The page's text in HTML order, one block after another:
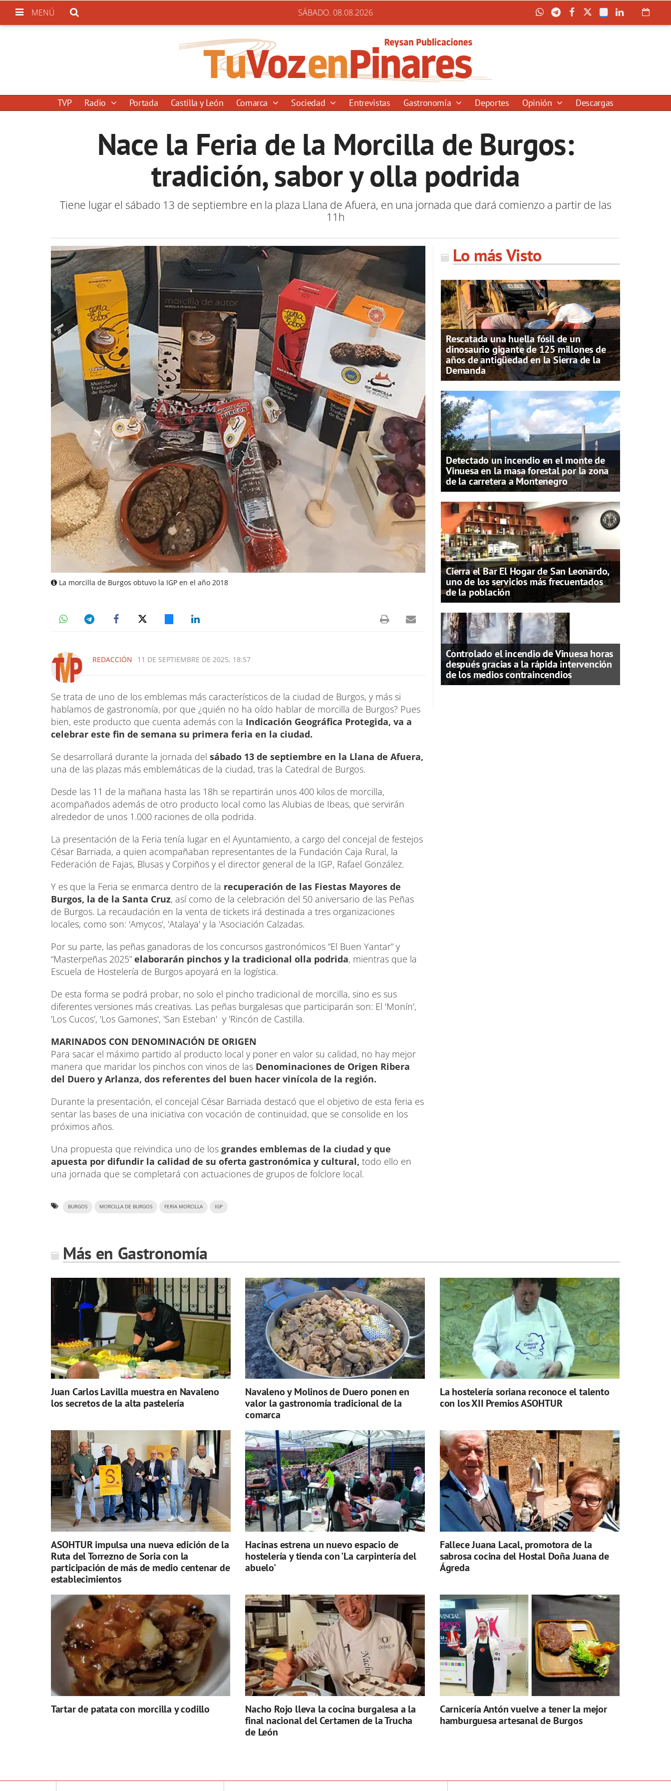
MENÚ SÁBADO. 08.08.2026
TVP Radio Portada Castilla y León Comarca Sociedad Entrevistas Gastronomía Deportes Opinión Descargas
Nace la Feria de la Morcilla de Burgos:
tradición, sabor y olla podrida
Tiene lugar el sábado 13 de septiembre en la plaza Llana de Afuera, en una jornada que dará comienzo a partir de las
11h
La morcilla de Burgos obtuvo la IGP en el año 2018
REDACCIÓN 11 DE SEPTIEMBRE DE 2025, 18:57
Se trata de uno de los emblemas más característicos de la ciudad de Burgos, y más si
hablamos de gastronomía, por que ¿quién no ha oído hablar de morcilla de Burgos? Pues
bien, este producto que cuenta además con la Indicación Geográfica Protegida, va a
celebrar este fin de semana su primera feria en la ciudad.
Se desarrollará durante la jornada del sábado 13 de septiembre en la Llana de Afuera,
una de las plazas más emblemáticas de la ciudad, tras la Catedral de Burgos.
Desde las 11 de la mañana hasta las 18h se repartirán unos 400 kilos de morcilla,
acompañados además de otro producto local como las Alubias de Ibeas, que servirán
alrededor de unos 1.000 raciones de olla podrida.
La presentación de la Feria tenía lugar en el Ayuntamiento, a cargo del concejal de festejos
César Barriada, a quien acompañaban representantes de la Fundación Caja Rural, la
Federación de Fajas, Blusas y Corpiños y el director general de la IGP, Rafael González.
Y es que la Feria se enmarca dentro de la recuperación de las Fiestas Mayores de
Burgos, la de la Santa Cruz, así como de la celebración del 50 aniversario de las Peñas
de Burgos. La recaudación en la venta de tickets irá destinada a tres organizaciones
locales, como son: 'Amycos', 'Atalaya' y la 'Asociación Calzadas.
Por su parte, las peñas ganadoras de los concursos gastronómicos “El Buen Yantar” y
“Masterpeñas 2025” elaborarán pinchos y la tradicional olla podrida, mientras que la
Escuela de Hostelería de Burgos apoyará en la logística.
De esta forma se podrá probar, no solo el pincho tradicional de morcilla, sino es sus
diferentes versiones más creativas. Las peñas burgalesas que participarán son: El 'Monín',
'Los Cucos', 'Los Gamones', 'San Esteban' y 'Rincón de Castilla.
MARINADOS CON DENOMINACIÓN DE ORIGEN
Para sacar el máximo partido al producto local y poner en valor su calidad, no hay mejor
manera que maridar los pinchos con vinos de las Denominaciones de Origen Ribera
del Duero y Arlanza, dos referentes del buen hacer vinícola de la región.
Durante la presentación, el concejal César Barriada destacó que el objetivo de esta feria es
sentar las bases de una iniciativa con vocación de continuidad, que se consolide en los
próximos años.
Una propuesta que reivindica uno de los grandes emblemas de la ciudad y que
apuesta por difundir la calidad de su oferta gastronómica y cultural, todo ello en
una jornada que se completará con actuaciones de grupos de folclore local.
BURGOS MORCILLA DE BURGOS FERIA MORCILLA IGP
Lo más Visto
Rescatada una huella fósil de un
dinosaurio gigante de 125 millones de
años de antigüedad en la Sierra de la
Demanda
Detectado un incendio en el monte de
Vinuesa en la masa forestal por la zona
de la carretera a Montenegro
Cierra el Bar El Hogar de San Leonardo,
uno de los servicios más frecuentados
de la población
Controlado el incendio de Vinuesa horas
después gracias a la rápida intervención
de los medios contraincendios
Más en Gastronomía
Juan Carlos Lavilla muestra en Navaleno
los secretos de la alta pastelería
Navaleno y Molinos de Duero ponen en
valor la gastronomía tradicional de la
comarca
La hostelería soriana reconoce el talento
con los XII Premios ASOHTUR
ASOHTUR impulsa una nueva edición de la
Ruta del Torrezno de Soria con la
participación de más de medio centenar de
establecimientos
Hacinas estrena un nuevo espacio de
hostelería y tienda con 'La carpintería del
abuelo'
Fallece Juana Lacal, promotora de la
sabrosa cocina del Hostal Doña Juana de
Ágreda
Tartar de patata con morcilla y codillo
Nacho Rojo lleva la cocina burgalesa a la
final nacional del Certamen de la Trucha
de León
Carnicería Antón vuelve a tener la mejor
hamburguesa artesanal de Burgos